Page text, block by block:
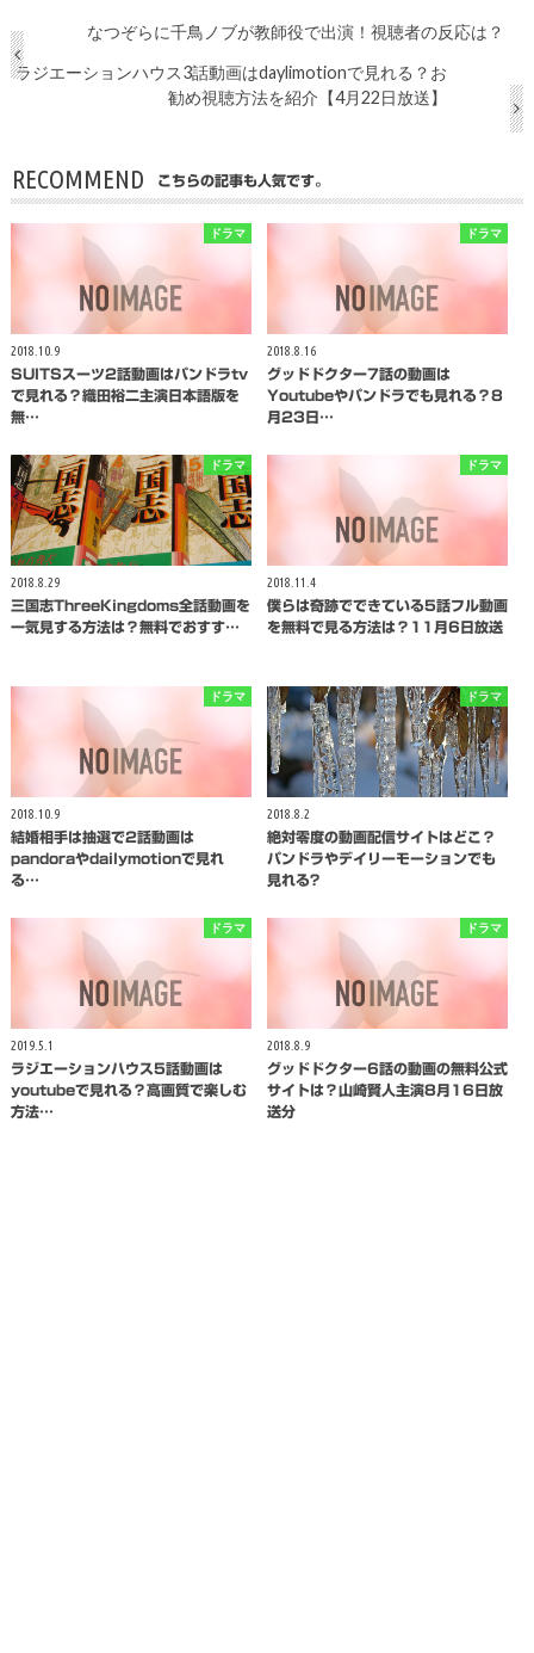
なつぞらに千鳥ノブが教師役で出演！視聴者の反応は？
ラジエーションハウス3話動画はdaylimotionで見れる？お
勧め視聴方法を紹介【4月22日放送】
RECOMMEND こちらの記事も人気です。
ドラマ
2018.10.9
SUITSスーツ2話動画はパンドラtv
で見れる？織田裕二主演日本語版を
無…
ドラマ
2018.8.16
グッドドクター7話の動画は
Youtubeやパンドラでも見れる？8
月23日…
ドラマ
2018.8.29
三国志ThreeKingdoms全話動画を
一気見する方法は？無料でおすす…
ドラマ
2018.11.4
僕らは奇跡でできている5話フル動画
を無料で見る方法は？11月6日放送
ドラマ
2018.10.9
結婚相手は抽選で2話動画は
pandoraやdailymotionで見れ
る…
ドラマ
2018.8.2
絶対零度の動画配信サイトはどこ？
パンドラやデイリーモーションでも
見れる?
ドラマ
2019.5.1
ラジエーションハウス5話動画は
youtubeで見れる？高画質で楽しむ
方法…
ドラマ
2018.8.9
グッドドクター6話の動画の無料公式
サイトは？山崎賢人主演8月16日放
送分